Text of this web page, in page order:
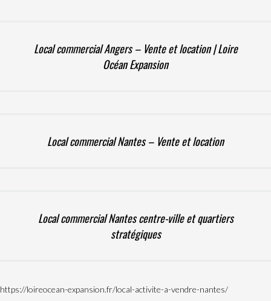
Local commercial Angers – Vente et location | Loire
Océan Expansion
Local commercial Nantes – Vente et location
Local commercial Nantes centre-ville et quartiers
stratégiques
https://loireocean-expansion.fr/local-activite-a-vendre-nantes/